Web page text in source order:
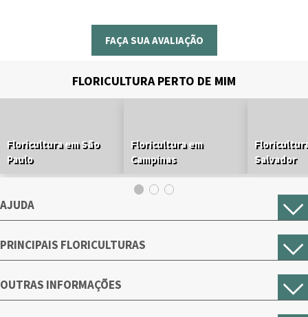
FAÇA SUA AVALIAÇÃO
FLORICULTURA PERTO DE MIM
Floricultura em São
Paulo
Floricultura em
Campinas
Salvador
AJUDA
PRINCIPAIS FLORICULTURAS
OUTRAS INFORMAÇÕES